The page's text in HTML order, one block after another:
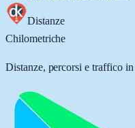
Distanze
Chilometriche
Distanze, percorsi e traffico